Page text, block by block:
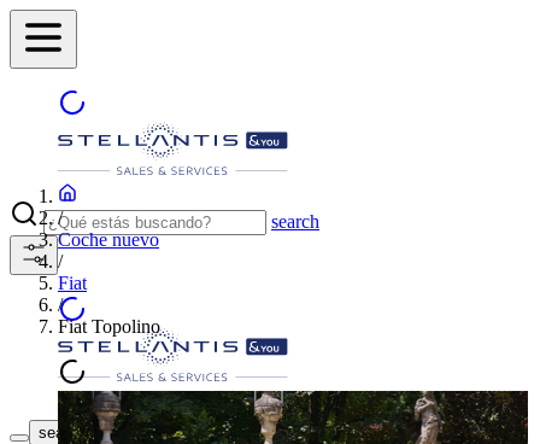
search
search button - icon
ENCUENTRA TU
/
Coche nuevo
/
Fiat
/
Fiat Topolino